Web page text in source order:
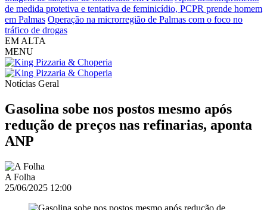
de medida protetiva e tentativa de feminicídio, PCPR prende homem
em Palmas Operação na microrregião de Palmas com o foco no
tráfico de drogas
EM ALTA
MENU
Notícias Geral
Gasolina sobe nos postos mesmo após
redução de preços nas refinarias, aponta
ANP
A Folha
25/06/2025 12:00